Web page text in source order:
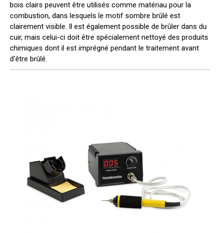
bois clairs peuvent être utilisés comme matériau pour la
combustion, dans lesquels le motif sombre brûlé est
clairement visible. Il est également possible de brûler dans du
cuir, mais celui-ci doit être spécialement nettoyé des produits
chimiques dont il est imprégné pendant le traitement avant
d'être brûlé.